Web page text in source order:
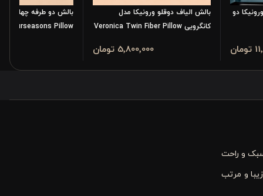
دو
بالش الیاف دوقلو ورونیکا مدل
کانگرویی Veronica Twin Fiber Pillow
5٬800٬000 تومان
بالش دو طرفه چهار فصل
Fourseasons Pillow
و راحت
و مرتب